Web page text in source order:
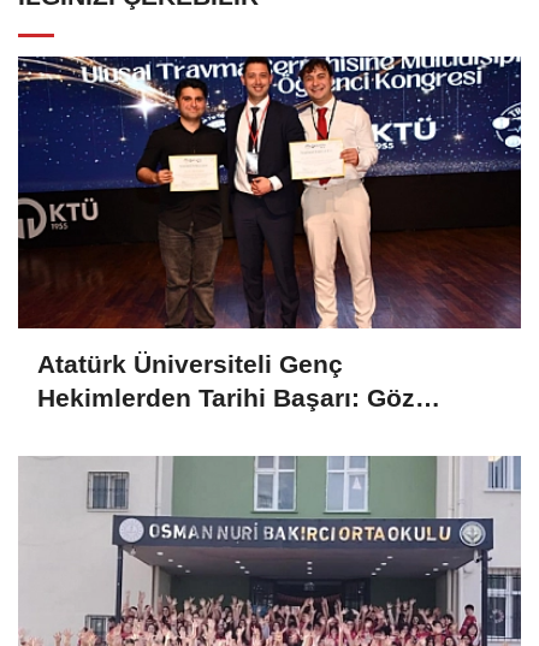
Atatürk Üniversiteli Genç
Hekimlerden Tarihi Başarı: Göz